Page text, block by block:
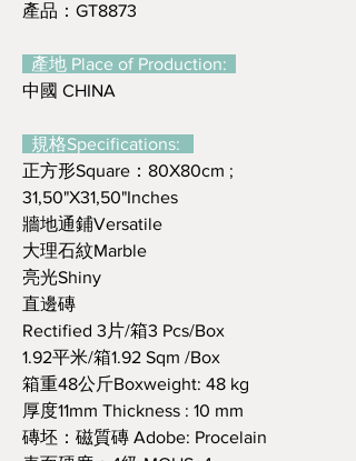
產品：GT8873
產地 Place of Production:
中國 CHINA
規格Specifications:
正方形Square：80X80cm ;
31,50"X31,50"Inches
牆地通鋪Versatile
大理石紋Marble
亮光Shiny
直邊磚
Rectified 3片/箱3 Pcs/Box
1.92平米/箱1.92 Sqm /Box
箱重48公斤Boxweight: 48 kg
厚度11mm Thickness : 10 mm
磚坯：磁質磚 Adobe: Procelain